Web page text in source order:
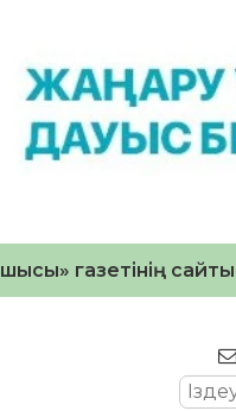
газетінің сайты